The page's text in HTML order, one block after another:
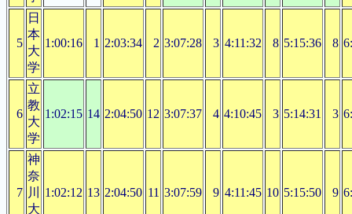
5
日
本
大
学
1:00:16 1 2:03:34 2 3:07:28 3 4:11:32 8 5:15:36 8
6
立
教
大
学
1:02:15 14 2:04:50 12 3:07:37 4 4:10:45 3 5:14:31 3
7
神
奈
川
大
1:02:12 13 2:04:50 11 3:07:59 9 4:11:45 10 5:15:50 9